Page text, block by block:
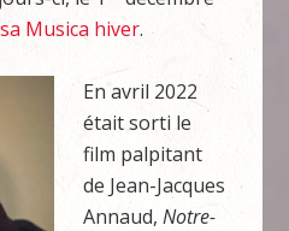
Musica hiver.
En avril 2022
était sorti le
film palpitant
de Jean-Jacques
Annaud,Notre-